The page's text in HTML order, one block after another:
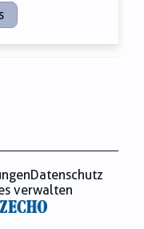
Datenschutz
verwalten